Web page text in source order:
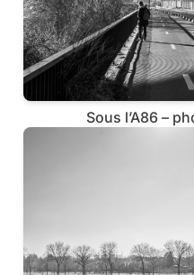
Sous l’A86 –